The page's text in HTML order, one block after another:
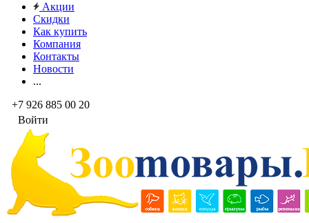
Акции
Скидки
Как купить
Компания
Контакты
Новости
...
+7 926 885 00 20
Войти